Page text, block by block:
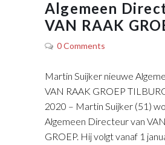
Algemeen
VAN RAAK
0 Comments
Martin Suijker nieuwe
VAN RAAK GROEP
2020 – Martin Suijker (51)
Algemeen Directeur van
GROEP. Hij volgt vanaf 1